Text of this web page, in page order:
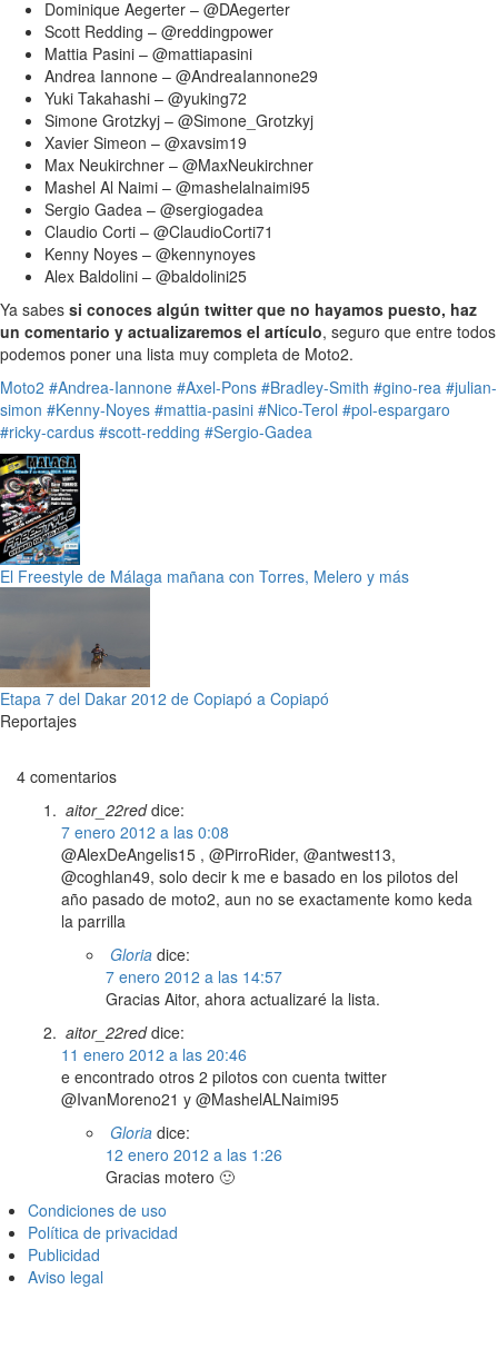
Dominique Aegerter – @DAegerter
Scott Redding – @reddingpower
Mattia Pasini – @mattiapasini
Andrea Iannone – @AndreaIannone29
Yuki Takahashi – @yuking72
Simone Grotzkyj – @Simone_Grotzkyj
Xavier Simeon – @xavsim19
Max Neukirchner – @MaxNeukirchner
Mashel Al Naimi – @mashelalnaimi95
Sergio Gadea – @sergiogadea
Claudio Corti – @ClaudioCorti71
Kenny Noyes – @kennynoyes
Alex Baldolini – @baldolini25
Ya sabes si conoces algún twitter que no hayamos puesto, haz
un comentario y actualizaremos el artículo, seguro que entre todos
podemos poner una lista muy completa de Moto2.
Moto2 #Andrea-Iannone #Axel-Pons #Bradley-Smith #gino-rea #julian-
simon #Kenny-Noyes #mattia-pasini #Nico-Terol #pol-espargaro
#ricky-cardus #scott-redding #Sergio-Gadea
El Freestyle de Málaga mañana con Torres, Melero y más
Etapa 7 del Dakar 2012 de Copiapó a Copiapó
Reportajes
4 comentarios
aitor_22red dice:
7 enero 2012 a las 0:08
@AlexDeAngelis15 , @PirroRider, @antwest13,
@coghlan49, solo decir k me e basado en los pilotos del
año pasado de moto2, aun no se exactamente komo keda
la parrilla
Gloria dice:
7 enero 2012 a las 14:57
Gracias Aitor, ahora actualizaré la lista.
aitor_22red dice:
11 enero 2012 a las 20:46
e encontrado otros 2 pilotos con cuenta twitter
@IvanMoreno21 y @MashelALNaimi95
Gloria dice:
12 enero 2012 a las 1:26
Gracias motero 🙂
Condiciones de uso
Política de privacidad
Publicidad
Aviso legal